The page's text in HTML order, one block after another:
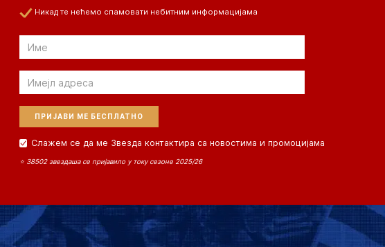
Никад те нећемо спамовати небитним информацијама
Email
Email
Слажем се да ме Звезда контактира са новостима и промоцијама
⭐ 38502 звездаша се пријавило у току сезоне 2025/26